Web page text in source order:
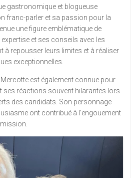
gastronomique et blogueuse
franc-parler et sa passion pour la
une figure emblématique de
et ses conseils avec les
à repousser leurs limites et à réaliser
exceptionnelles.
est également connue pour
ses réactions souvent hilarantes lors
des candidats. Son personnage
ont contribué à l’engouement